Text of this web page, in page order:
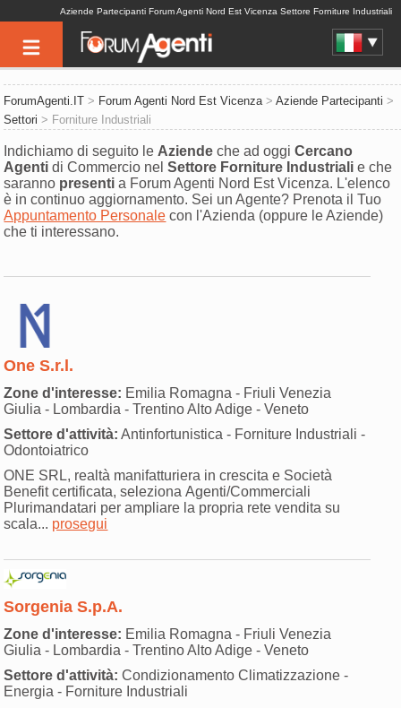
Aziende Partecipanti Forum Agenti Nord Est Vicenza Settore Forniture Industriali
ForumAgenti.IT > Forum Agenti Nord Est Vicenza>Aziende Partecipanti >
Settori > Forniture Industriali
Indichiamo di seguito le Aziende che ad oggiCercano
Agenti di Commercio nelSettore Forniture Industriali e che
saranno presenti a Forum Agenti Nord Est Vicenza. L'elenco
è in continuo aggiornamento. Sei un Agente? Prenota il Tuo
Appuntamento Personale con l'Azienda (oppure le Aziende)
che ti interessano.
One S.r.l.
Zone d'interesse: Emilia Romagna - Friuli Venezia
Giulia - Lombardia - Trentino Alto Adige - Veneto
Settore d'attività: Antinfortunistica - Forniture Industriali -
Odontoiatrico
ONE SRL, realtà manifatturiera in crescita e Società
Benefit certificata, seleziona Agenti/Commerciali
Plurimandatari per ampliare la propria rete vendita su
scala... prosegui
Sorgenia S.p.A.
Zone d'interesse: Emilia Romagna - Friuli Venezia
Giulia - Lombardia - Trentino Alto Adige - Veneto
Settore d'attività: Condizionamento Climatizzazione -
Energia - Forniture Industriali